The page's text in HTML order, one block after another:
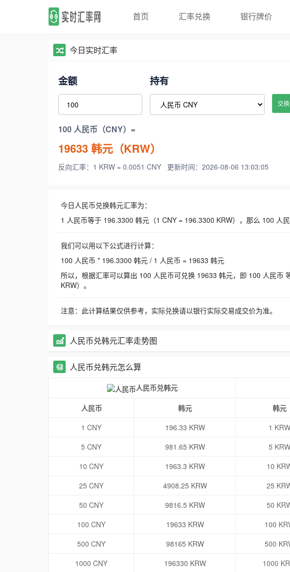
首页 汇率兑换 银行牌价
今日实时汇率
金额 持有
交换
100 人民币（CNY）=
19633韩元（KRW）
反向汇率：1 KRW = 0.0051 CNY 更新时间：2026-08-06 13:03:05
今日人民币兑换韩元汇率为：
1 人民币等于 196.3300 韩元（1 CNY = 196.3300 KRW），那么 100 人
我们可以用以下公式进行计算：
100 人民币 * 196.3300 韩元 / 1 人民币 = 19633 韩元
所以，根据汇率可以算出 100 人民币可兑换 19633 韩元，即 100 人民币
KRW）。
注意：此计算结果仅供参考，实际兑换请以银行实际交易成交价为准。
人民币兑韩元汇率走势图
人民币兑韩元怎么算
人民币兑韩元
人民币 韩元 韩元
1 CNY
196.33 KRW 1 KRW
5 CNY
981.65 KRW 5 KRW
10 CNY
1963.3 KRW 10
25 CNY
4908.25 KRW 25
50 CNY
9816.5 KRW 50
100 CNY
19633 KRW 100
500 CNY
98165 KRW 500
1000 CNY
196330 KRW 1000